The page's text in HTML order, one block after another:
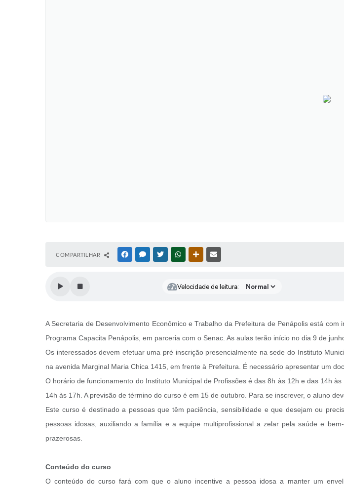
COMPARTILHAR FACEBOOKMESSENGER
TWITTERWHATSAPPOUTRAS MÍDIAS
Velocidade de leitura:
A Secretaria de Desenvolvimento Econômico e Trabalho da Prefeitura de Penápolis está
Programa Capacita Penápolis, em parceria com o Senac. As aulas terão início no dia 9 de
Os interessados devem efetuar uma pré inscrição presencialmente na sede do Instituto
na avenida Marginal Maria Chica 1415, em frente à Prefeitura. É necessário apresentar um
O horário de funcionamento do Instituto Municipal de Profissões é das 8h às 12h e das 14h
14h às 17h. A previsão de término do curso é em 15 de outubro. Para se inscrever, o aluno
Este curso é destinado a pessoas que têm paciência, sensibilidade e que desejam ou
pessoas idosas, auxiliando a família e a equipe multiprofissional a zelar pela saúde e
prazerosas.
Conteúdo do curso
O conteúdo do curso fará com que o aluno incentive a pessoa idosa a manter um